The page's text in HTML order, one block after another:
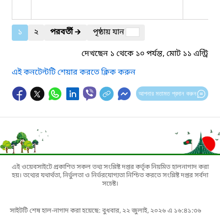
১ ২ পরবর্তী🡲
পৃষ্ঠায় যান
দেখছেন ১ থেকে ১০ পর্যন্ত, মোট ১১ এন্ট্রি
এই কনটেন্টটি শেয়ার করতে ক্লিক করুন
আপনার মতামত প্রদান করুন
এই ওয়েবসাইটে প্রকাশিত সকল তথ্য সংশ্লিষ্ট দপ্তর কর্তৃক নিয়মিত হালনাগাদ করা
হয়। তথ্যের যথার্থতা, নির্ভুলতা ও নির্ভরযোগ্যতা নিশ্চিত করতে সংশ্লিষ্ট দপ্তর সর্বদা
সচেষ্ট।
সাইটটি শেষ হাল-নাগাদ করা হয়েছে: বুধবার, ২২ জুলাই, ২০২৬ এ ১৬:৪১:৩৬